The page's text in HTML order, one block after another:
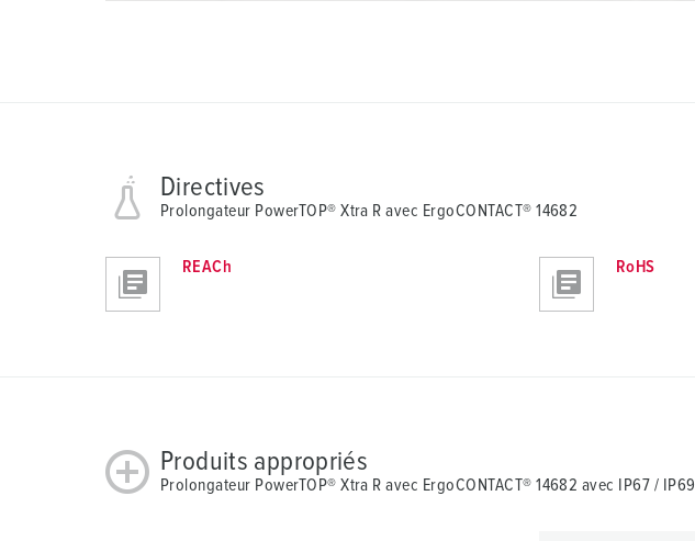
Directives
Prolongateur PowerTOP® Xtra R avec ErgoCONTACT® 14682
REACh RoHS
Produits appropriés
Prolongateur PowerTOP® Xtra R avec ErgoCONTACT® 14682 avec IP67 / IP69